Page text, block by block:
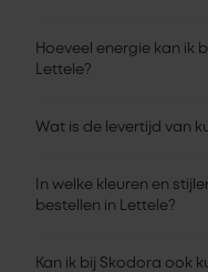
Hoeveel energie kan ik
Lettele?
Wat is de levertijd van
In welke kleuren en
bestellen in Lettele?
Kan ik bij Skodora ook